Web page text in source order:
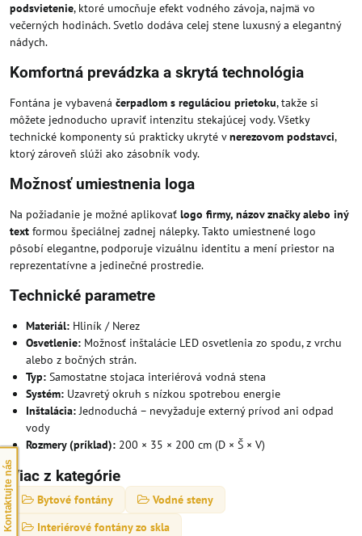
podsvietenie, ktoré umocňuje efekt vodného závoja, najmä vo
večerných hodinách. Svetlo dodáva celej stene luxusný a elegantný
nádych.
Komfortná prevádzka a skrytá technológia
Fontána je vybavená čerpadlom s reguláciou prietoku, takže si
môžete jednoducho upraviť intenzitu stekajúcej vody. Všetky
technické komponenty sú prakticky ukryté vnerezovom podstavci,
ktorý zároveň slúži ako zásobník vody.
Možnosť umiestnenia loga
Na požiadanie je možné aplikovať logo firmy, názov značky alebo iný
text formou špeciálnej zadnej nálepky. Takto umiestnené logo
pôsobí elegantne, podporuje vizuálnu identitu a mení priestor na
reprezentatívne a jedinečné prostredie.
Technické parametre
Materiál: Hliník / Nerez
Osvetlenie: Možnosť inštalácie LED osvetlenia zo spodu, z vrchu
alebo z bočných strán.
Typ: Samostatne stojaca interiérová vodná stena
Systém: Uzavretý okruh s nízkou spotrebou energie
Inštalácia:Jednoduchá – nevyžaduje externý prívod ani odpad
vody
Rozmery (príklad): 200 × 35 × 200 cm (D × Š × V)
Viac z kategórie
Bytové fontány
Vodné steny
Interiérové fontány zo skla
Kontaktujte nás